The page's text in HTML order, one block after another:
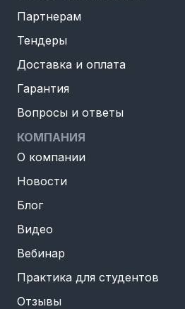
Партнерам
Тендеры
Доставка и оплата
Гарантия
Вопросы и ответы
КОМПАНИЯ
О компании
Новости
Блог
Видео
Вебинар
Практика для студентов
Отзывы